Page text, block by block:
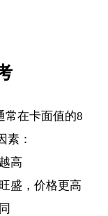
常在卡面值的8
素：
高
盛，价格更高